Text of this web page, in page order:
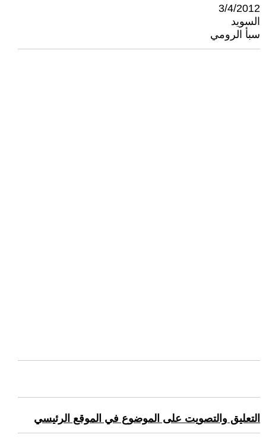
3/4/2012
السويد
سبأ الرومي
التعليق والتصويت على الموضوع في الموقع الرئيسي